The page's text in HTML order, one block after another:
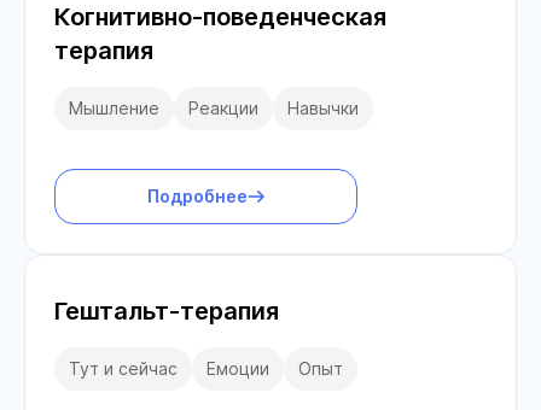
Когнитивно-поведенческая
терапия
Мышление Реакции Навычки
Подробнее
Гештальт-терапия
Тут и сейчас Емоции Опыт